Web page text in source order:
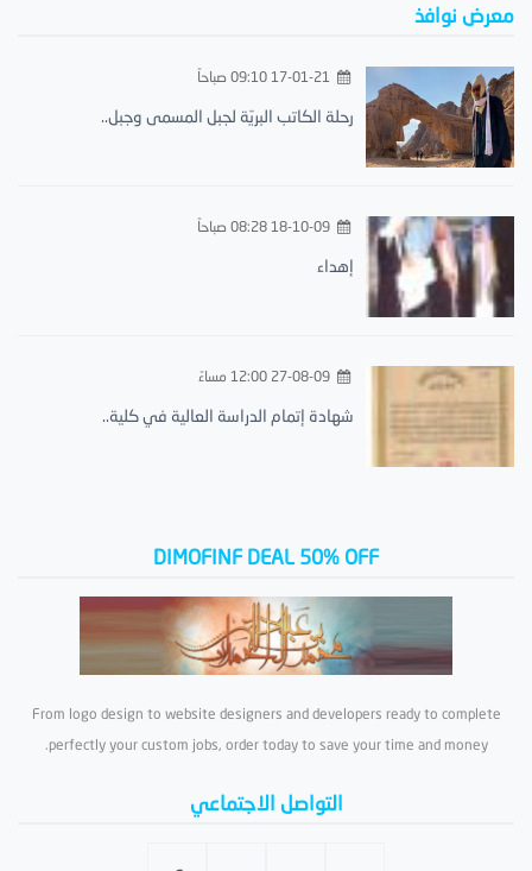
معرض نوافذ
17-01-21 09:10 صباحاً
رحلة الكاتب البريّة لجبل المسمى وجبل..
18-10-09 08:28 صباحاً
إهداء
27-08-09 12:00 مساءً
شهادة إتمام الدراسة العالية في كلية..
DIMOFINF DEAL 50% OFF
From logo design to website designers and developers ready to complete
perfectly your custom jobs, order today to save your time and money.
التواصل الاجتماعي